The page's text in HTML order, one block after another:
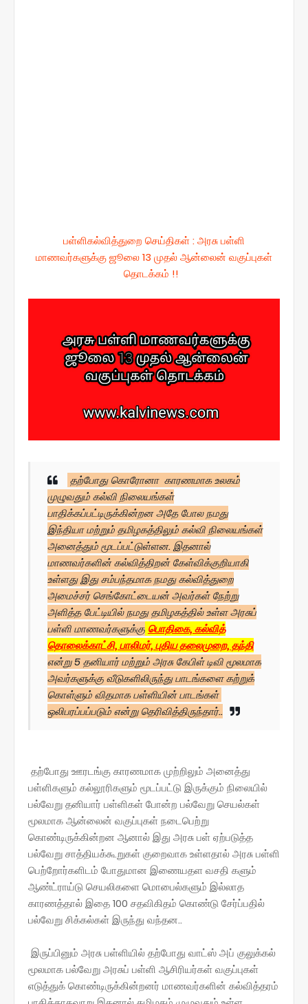
பள்ளிகல்வித்துறை செய்திகள் : அரசு பள்ளி
மாணவர்களுக்கு ஜூலை 13 முதல் ஆன்லைன் வகுப்புகள்
தொடக்கம் !!
தற்போது கொரோனா காரணமாக உலகம்
முழுவதும் கல்வி நிலையங்கள்
பாதிக்கப்பட்டிருக்கின்றன அதே போல நமது
இந்தியா மற்றும் தமிழகத்திலும் கல்வி நிலையங்கள்
அனைத்தும் மூடப்பட்டுள்ளன. இதனால்
மாணவர்களின் கல்வித்திறன் கேள்விக்குறியாகி
உள்ளது இது சம்பந்தமாக நமது கல்வித்துறை
அமைச்சர் செங்கோட்டையன் அவர்கள் நேற்று
அளித்த பேட்டியில் நமது தமிழகத்தில் உள்ள அரசுப்
பள்ளி மாணவர்களுக்கு பொதிகை, கல்வித்
தொலைக்காட்சி, பாலிமர், புதிய தலைமுறை, தந்தி
என்று 5 தனியார் மற்றும் அரசு கேபிள் டிவி மூலமாக
அவர்களுக்கு வீடுகளிலிருந்து பாடங்களை கற்றுக்
கொள்ளும் விதமாக பள்ளியின் பாடங்கள்
ஒலிபரப்பப்படும் என்று தெரிவித்திருந்தார்..
தற்போது ஊரடங்கு காரணமாக முற்றிலும் அனைத்து
பள்ளிகளும் கல்லூரிகளும் மூடப்பட்டு இருக்கும் நிலையில்
பல்வேறு தனியார் பள்ளிகள் போன்ற பல்வேறு செயல்கள்
மூலமாக ஆன்லைன் வகுப்புகள் நடைபெற்று
கொண்டிருக்கின்றன ஆனால் இது அரசு பள் ஏற்படுத்த
பல்வேறு சாத்தியக்கூறுகள் குறைவாக உள்ளதால் அரசு பள்ளி
பெற்றோர்களிடம் போதுமான இணையதள வசதி களும்
ஆண்ட்ராய்டு செயலிகளை மொபைல்களும் இல்லாத
காரணத்தால் இதை 100 சதவிகிதம் கொண்டு சேர்ப்பதில்
பல்வேறு சிக்கல்கள் இருந்து வந்தன..
இருப்பினும் அரசு பள்ளியில் தற்போது வாட்ஸ் அப் குலுக்கல்
மூலமாக பல்வேறு அரசுப் பள்ளி ஆசிரியர்கள் வகுப்புகள்
எடுத்துக் கொண்டிருக்கின்றனர் மாணவர்களின் கல்வித்தரம்